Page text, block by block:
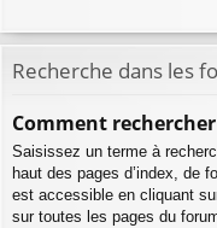
Recherche dans les
Comment
Saisissez un terme à
haut des pages d’index, de
est accessible en cliquant
sur toutes les pages du